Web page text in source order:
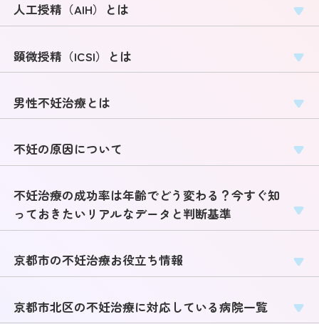
人工授精（AIH）とは
顕微授精（ICSI）とは
男性不妊治療とは
不妊の原因について
不妊治療の成功率は年齢でどう変わる？今すぐ知
っておきたいリアルなデータと判断基準
京都市の不妊治療お役立ち情報
京都市北区の不妊治療に対応している病院一覧